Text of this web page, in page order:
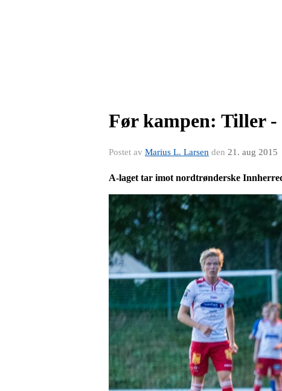
Før kampen: Tiller
Postet av Marius L. Larsen den 21. aug 2015
A-laget tar imot nordtrønderske